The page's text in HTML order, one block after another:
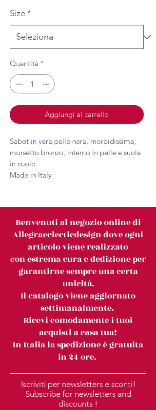
Size *
Quantità *
Aggiungi al carrello
Sabot in vera pelle nera, morbidissima,
morsetto bronzo, interno in pelle e suola
in cuoio.
Made in Italy
Benvenuti al negozio online di
Allegraeclecticdesign dove ogni
articolo viene realizzato
con estrema cura e dedizione per
garantirne sempre una certa
unicità.
Il catalogo viene aggiornato
settimanalmente.
Ricevi comodamente i tuoi
acquisti a casa tua!
In Italia la spedizione è gratuita
in 24 ore.
Iscriviti per newsletters e sconti!
Subscribe for newsletters and
discounts !